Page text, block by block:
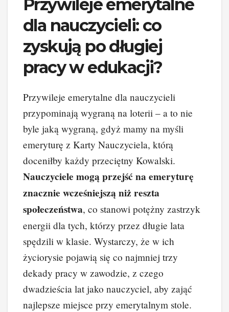
Przywileje emerytalne
dla nauczycieli: co
zyskują po długiej
pracy w edukacji?
Przywileje emerytalne dla nauczycieli
przypominają wygraną na loterii – a to nie
byle jaką wygraną, gdyż mamy na myśli
emeryturę z Karty Nauczyciela, którą
doceniłby każdy przeciętny Kowalski.
Nauczyciele mogą przejść na emeryturę
znacznie wcześniejszą niż reszta
społeczeństwa, co stanowi potężny zastrzyk
energii dla tych, którzy przez długie lata
spędzili w klasie. Wystarczy, że w ich
życiorysie pojawią się co najmniej trzy
dekady pracy w zawodzie, z czego
dwadzieścia lat jako nauczyciel, aby zająć
najlepsze miejsce przy emerytalnym stole.